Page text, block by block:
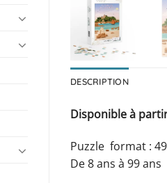
DESCRIPTION
Disponible à
Puzzle format :
De 8 ans à 99 ans